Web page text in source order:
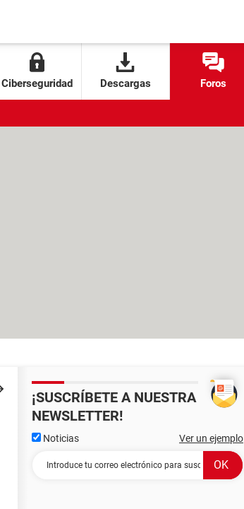
Ciberseguridad Descargas Foros
¡SUSCRÍBETE A NUESTRA
NEWSLETTER!
Noticias Ver un ejemplo